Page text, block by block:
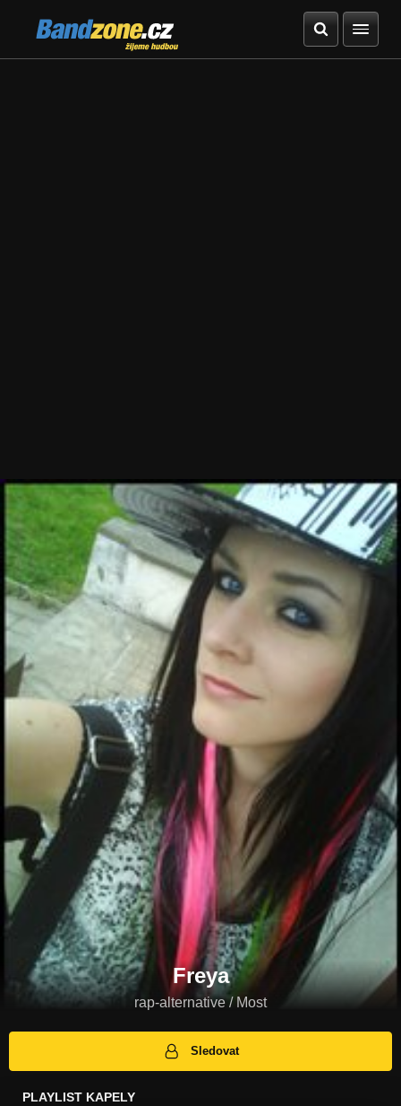
Bandzone.cz
žijeme hudbou
Freya
rap-alternative / Most
Sledovat
PLAYLIST KAPELY